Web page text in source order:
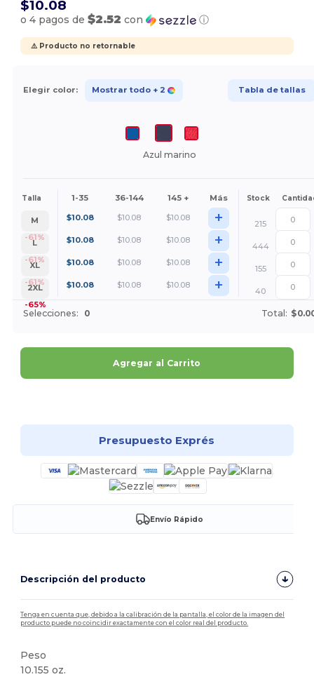
$10.08
o 4 pagos de$2.52 con ⓘ
⚠️ Producto no retornable
Elegir color: Mostrar todo + 2 Tabla de tallas
Azul marino
Talla 1-35 36-144 145 + Más Stock
M
-61%
$10.08 $10.08 $10.08 +
215
L
-61%
$10.08 $10.08 $10.08 +
444
XL
-61%
$10.08 $10.08 $10.08 +
155
2XL
-65%
$10.08 $10.08 $10.08 + 40
Selecciones: 0 Total:
Agregar al Carrito
Presupuesto Exprés
Envío Rápido
Descripción del producto
Tenga en cuenta que, debido a la calibración de la pantalla, el color de la imagen del
producto puede no coincidir exactamente con el color real del producto.
Peso
10.155 oz.